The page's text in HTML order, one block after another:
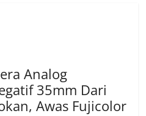
Analog
35mm Dari
Awas Fujicolor